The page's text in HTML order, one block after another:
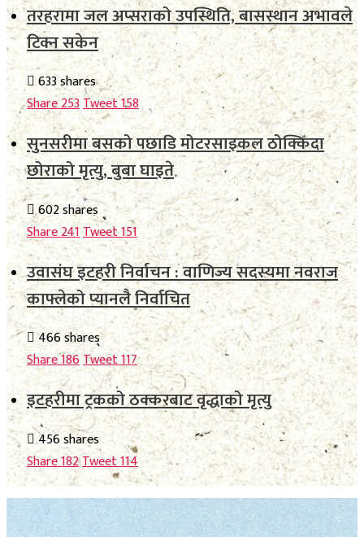
तरहरामा जल अप्सराको उपस्थिति, बासस्थान अभावले
टिक्न सकेन
633 shares
Share253Tweet158
सुनसरीमा बसको पछाडि मोटरसाइकल ठोक्किँदा
छोराको मृत्यु, बुबा घाइते
602 shares
Share241Tweet151
उवासंघ इटहरी निर्वाचन : वाणिज्य सदस्यमा नवराज
काफ्लेको प्यानलै निर्वाचित
466 shares
Share186Tweet117
इटहरीमा ट्रकको ठक्करबाट वृद्धाको मृत्यु
456 shares
Share182Tweet114